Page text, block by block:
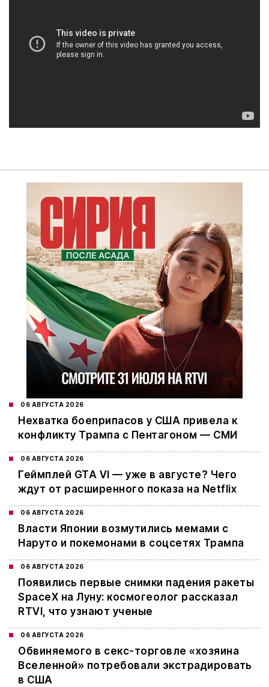
06 АВГУСТА 2026
Нехватка боеприпасов у США привела к
конфликту Трампа с Пентагоном — СМИ
06 АВГУСТА 2026
Геймплей GTA VI — уже в августе? Чего
ждут от расширенного показа на Netflix
06 АВГУСТА 2026
Власти Японии возмутились мемами с
Наруто и покемонами в соцсетях Трампа
06 АВГУСТА 2026
Появились первые снимки падения ракеты
SpaceX на Луну: космогеолог рассказал
RTVI, что узнают ученые
06 АВГУСТА 2026
Обвиняемого в секс-торговле «хозяина
Вселенной» потребовали экстрадировать
в США